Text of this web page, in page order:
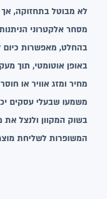
לא מבוטל בתחזוקה,
מסחר אלקטרוני
בהחלט, מאפשרות כיום
באופן אוטומטי, תוך
מחיר ומזג אוויר או
משמעו שבעלי עסקים
בשוק המקוון ולנצל
המשופרות לשליחת